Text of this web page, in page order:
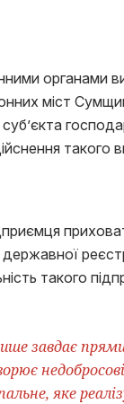
органами
міст
такого
такого
завдає
яке